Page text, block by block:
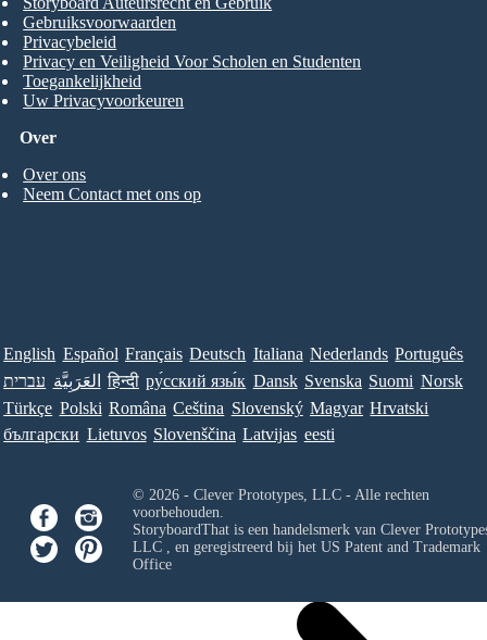
Over
Over ons
Neem Contact met ons op
Gebruiksvoorwaarden
Privacybeleid
Privacy en Veiligheid Voor Scholen en Studenten
Toegankelijkheid
Uw Privacyvoorkeuren
English Español Français Deutsch Italiana Nederlands Português
עברית العَرَبِيَّة हिन्दी ру́сский язы́к Dansk Svenska Suomi Norsk
Türkçe Polski Româna Ceština Slovenský Magyar Hrvatski
български Lietuvos Slovenščina Latvijas eesti
© 2026 - Clever Prototypes, LLC - Alle rechten
voorbehouden.
StoryboardThat is een handelsmerk van Clever
LLC, en geregistreerd bij het US Patent and Trademark
Office